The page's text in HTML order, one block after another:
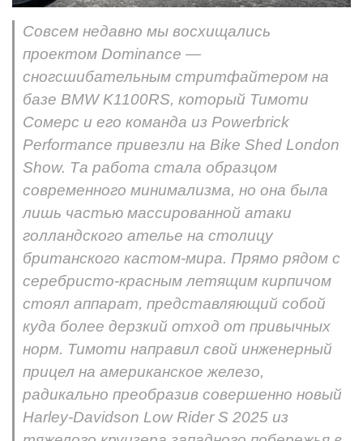
Совсем недавно мы восхищались
проектом Dominance —
сногсшибательным стритфайтером на
базе BMW K1100RS, который Тимоти
Сомерс и его команда из Powerbrick
Performance привезли на Bike Shed London
Show. Та работа стала образцом
современного минимализма, но она была
лишь частью массированной атаки
голландского ателье на столицу
британского кастом-мира. Прямо рядом с
серебристо-красным летящим кирпичом
стоял аппарат, представляющий собой
куда более дерзкий отход от привычных
норм. Тимоти направил свой инженерный
прицел на американское железо,
радикально преобразив совершенно новый
Harley-Davidson Low Rider S 2025 из